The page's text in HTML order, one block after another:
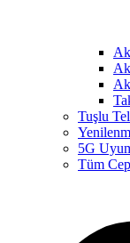
Tuşlu
5G
Tüm